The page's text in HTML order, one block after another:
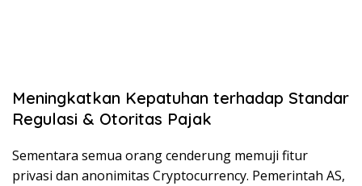
Meningkatkan Kepatuhan terhadap Standar
Regulasi & Otoritas Pajak
Sementara semua orang cenderung memuji fitur
privasi dan anonimitas Cryptocurrency. Pemerintah AS,